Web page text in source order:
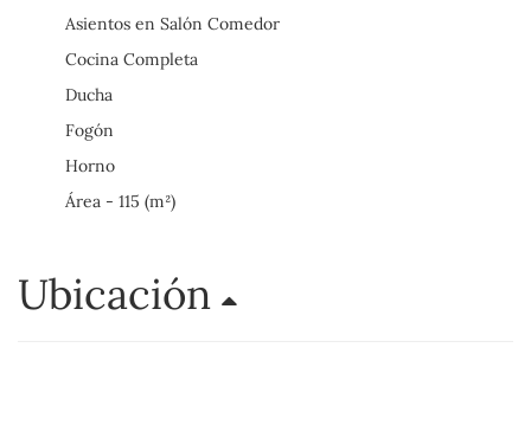
Asientos en Salón Comedor
Cocina Completa
Ducha
Fogón
Horno
Área - 115 (m²)
Ubicación